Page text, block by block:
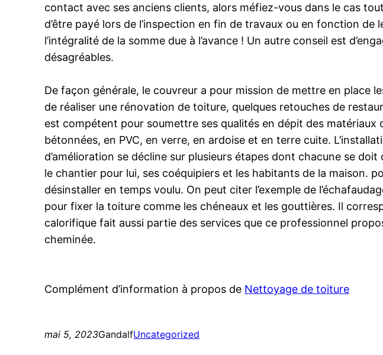
contact avec ses anciens clients, alors méfiez-vous dans le cas
d’être payé lors de l’inspection en fin de travaux ou en fonction
l’intégralité de la somme due à l’avance ! Un autre conseil est
désagréables.
De façon générale, le couvreur a pour mission de mettre en place
de réaliser une rénovation de toiture, quelques retouches de
est compétent pour soumettre ses qualités en dépit des
bétonnées, en PVC, en verre, en ardoise et en terre cuite.
d’amélioration se décline sur plusieurs étapes dont chacune se
le chantier pour lui, ses coéquipiers et les habitants de la maison.
désinstaller en temps voulu. On peut citer l’exemple de
pour fixer la toiture comme les chéneaux et les gouttières. Il
calorifique fait aussi partie des services que ce professionnel
cheminée.
Complément d’information à propos de Nettoyage de toiture
mai 5, 2023GandalfUncategorized